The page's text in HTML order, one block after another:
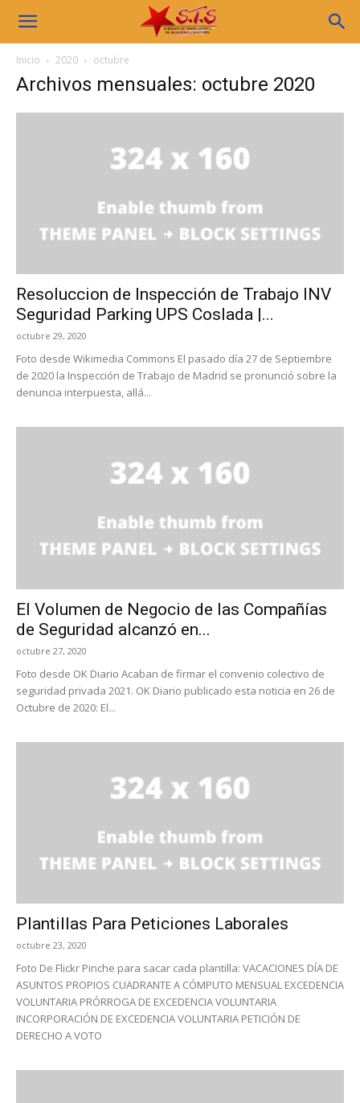
Sindicato
STS
Inicio 2020 octubre
Archivos mensuales: octubre 2020
Resoluccion de Inspección de Trabajo INV
Seguridad Parking UPS Coslada |...
octubre 29, 2020
Foto desde Wikimedia Commons El pasado día 27 de Septiembre
de 2020 la Inspección de Trabajo de Madrid se pronunció sobre la
denuncia interpuesta, allá...
El Volumen de Negocio de las Compañías
de Seguridad alcanzó en...
octubre 27, 2020
Foto desde OK Diario Acaban de firmar el convenio colectivo de
seguridad privada 2021. OK Diario publicado esta noticia en 26 de
Octubre de 2020: El...
Plantillas Para Peticiones Laborales
octubre 23, 2020
Foto De Flickr Pinche para sacar cada plantilla: VACACIONES DÍA DE
ASUNTOS PROPIOS CUADRANTE A CÓMPUTO MENSUAL EXCEDENCIA
VOLUNTARIA PRÓRROGA DE EXCEDENCIA VOLUNTARIA
INCORPORACIÓN DE EXCEDENCIA VOLUNTARIA PETICIÓN DE
DERECHO A VOTO